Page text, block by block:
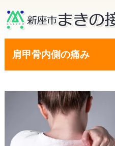
肩甲骨内側の痛み